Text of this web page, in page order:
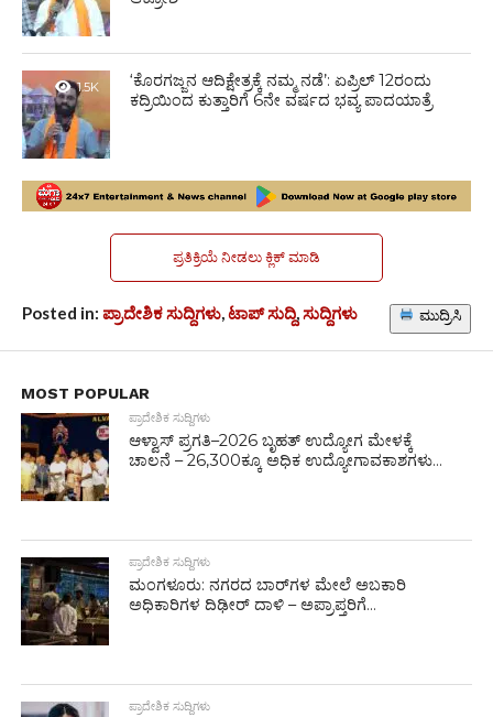
1.5K
‘ಕೊರಗಜ್ಜನ ಆದಿಕ್ಷೇತ್ರಕ್ಕೆ ನಮ್ಮ ನಡೆ’: ಏಪ್ರಿಲ್ 12ರಂದು
ಕದ್ರಿಯಿಂದ ಕುತ್ತಾರಿಗೆ 6ನೇ ವರ್ಷದ ಭವ್ಯ ಪಾದಯಾತ್ರೆ
ಪ್ರತಿಕ್ರಿಯೆ ನೀಡಲು ಕ್ಲಿಕ್ ಮಾಡಿ
Posted in: ಪ್ರಾದೇಶಿಕ ಸುದ್ದಿಗಳು,ಟಾಪ್ ಸುದ್ದಿ,ಸುದ್ದಿಗಳು ಮುದ್ರಿಸಿ
MOST POPULAR
ಪ್ರಾದೇಶಿಕ ಸುದ್ದಿಗಳು
ಆಳ್ವಾಸ್ ಪ್ರಗತಿ–2026 ಬೃಹತ್ ಉದ್ಯೋಗ ಮೇಳಕ್ಕೆ
ಚಾಲನೆ – 26,300ಕ್ಕೂ ಅಧಿಕ ಉದ್ಯೋಗಾವಕಾಶಗಳು...
ಪ್ರಾದೇಶಿಕ ಸುದ್ದಿಗಳು
ಮಂಗಳೂರು: ನಗರದ ಬಾರ್‌ಗಳ ಮೇಲೆ ಅಬಕಾರಿ
ಅಧಿಕಾರಿಗಳ ದಿಢೀರ್ ದಾಳಿ – ಅಪ್ರಾಪ್ತರಿಗೆ...
ಪ್ರಾದೇಶಿಕ ಸುದ್ದಿಗಳು